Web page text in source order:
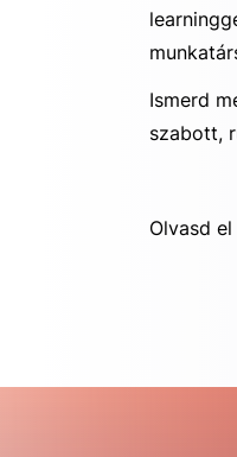
Ismerd
szabott,
Olvasd